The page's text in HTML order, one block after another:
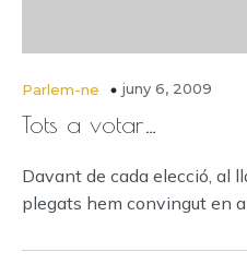
Parlem-ne juny 6, 2009
Tots a votar…
Davant de cada elecció, al
plegats hem convingut en